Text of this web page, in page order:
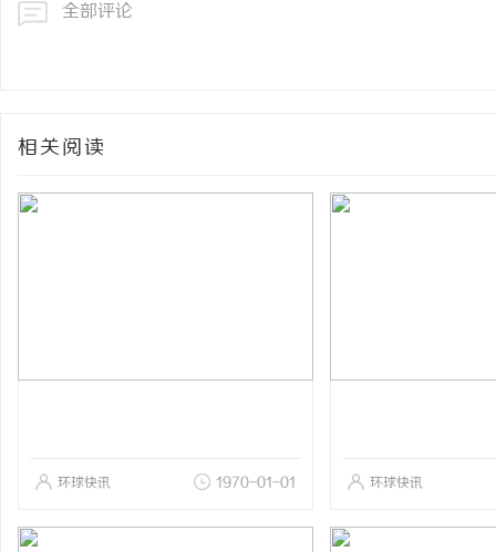
全部评论
相关阅读
环球快讯 1970-01-01 环球快讯